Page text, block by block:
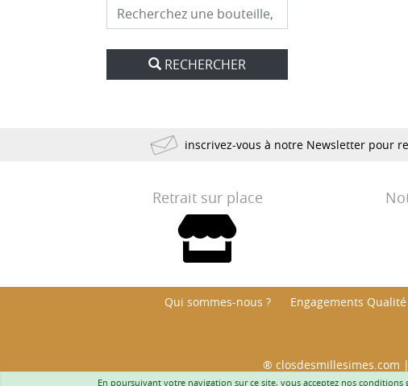
RECHERCHER
inscrivez-vous à notre Newsletter pour
Retrait sur place
Qui sommes-nous ? Engagements Qualité
® closdesmillesimes.com
Interdiction de vente de boissons alcooliques
En poursuivant votre navigation sur ce site, vous acceptez nos conditions